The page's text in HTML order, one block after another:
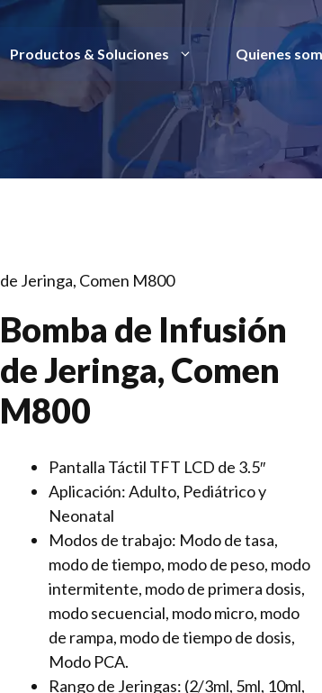
Productos & Soluciones Quienes
Jeringa, Comen M800
Bomba de Infusión
de Jeringa, Comen
M800
Pantalla Táctil TFT LCD de 3.5″
Aplicación:Adulto, Pediátrico y
Neonatal
Modos de trabajo: Modo de tasa,
modo de tiempo, modo de peso, modo
intermitente, modo de primera dosis,
modo secuencial, modo micro, modo
de rampa, modo de tiempo de dosis,
Modo PCA.
Rango de Jeringas: (2/3ml, 5ml, 10ml,